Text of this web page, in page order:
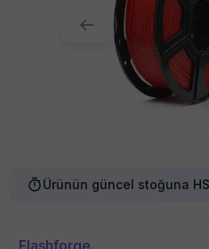
Ürünün güncel stoğuna
Flashforge